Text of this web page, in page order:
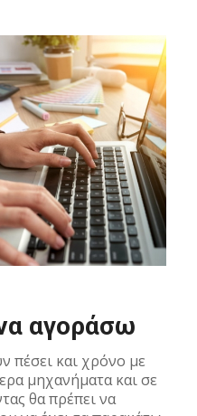
αγοράσω
πέσει και χρόνο με
μηχανήματα και σε
θα πρέπει να